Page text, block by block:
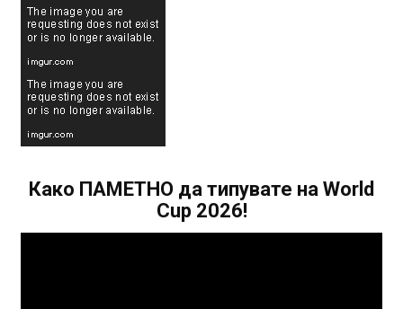
Како ПАМЕТНО да типувате на World
Cup 2026!